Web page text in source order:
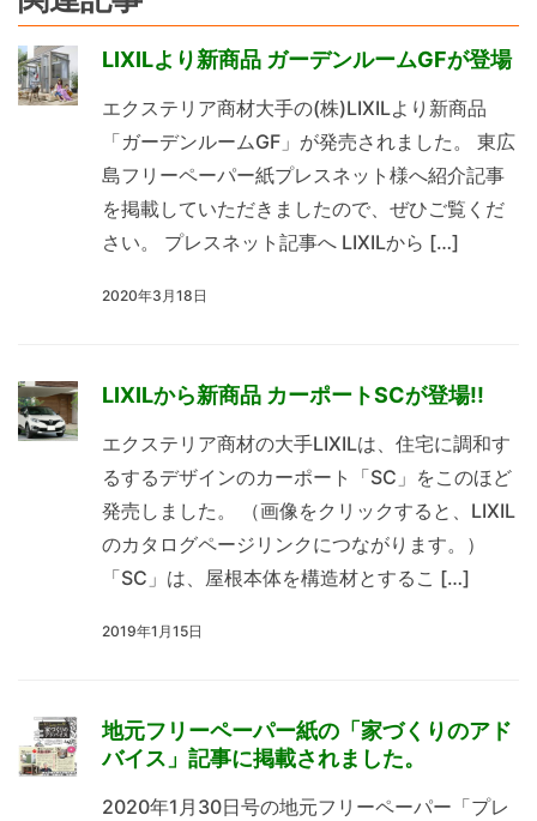
LIXILより新商品 ガーデンルームGFが登場
エクステリア商材大手の(株)LIXILより新商品
「ガーデンルームGF」が発売されました。 東広
島フリーペーパー紙プレスネット様へ紹介記事
を掲載していただきましたので、ぜひご覧くだ
さい。 プレスネット記事へ LIXILから […]
2020年3月18日
LIXILから新商品 カーポートSCが登場!!
エクステリア商材の大手LIXILは、住宅に調和す
るするデザインのカーポート「SC」をこのほど
発売しました。 （画像をクリックすると、LIXIL
のカタログページリンクにつながります。）
「SC」は、屋根本体を構造材とするこ […]
2019年1月15日
地元フリーペーパー紙の「家づくりのアド
バイス」記事に掲載されました。
2020年1月30日号の地元フリーペーパー「プレ